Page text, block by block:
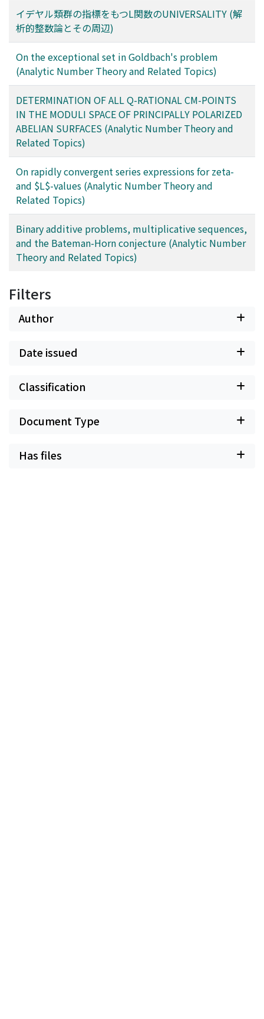
イデヤル類群の指標をもつL関数のUNIVERSALITY (解
析的整数論とその周辺)
On the exceptional set in Goldbach's problem
(Analytic Number Theory and Related Topics)
DETERMINATION OF ALL Q-RATIONAL CM-POINTS
IN THE MODULI SPACE OF PRINCIPALLY POLARIZED
ABELIAN SURFACES (Analytic Number Theory and
Related Topics)
On rapidly convergent series expressions for zeta-
and $L$-values (Analytic Number Theory and
Related Topics)
Binary additive problems, multiplicative sequences,
and the Bateman-Horn conjecture (Analytic Number
Theory and Related Topics)
Filters
Author
Date issued
Classification
Document Type
Has files